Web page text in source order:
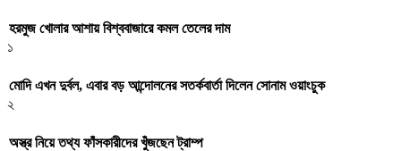
হরমুজ খোলার আশায় বিশ্ববাজারে কমল তেলের দাম
১
মোদি এখন দুর্বল, এবার বড় আন্দোলনের সতর্কবার্তা দিলেন সোনাম ওয়াংচুক
২
অস্ত্র নিয়ে তথ্য ফাঁসকারীদের খুঁজছেন ট্রাম্প